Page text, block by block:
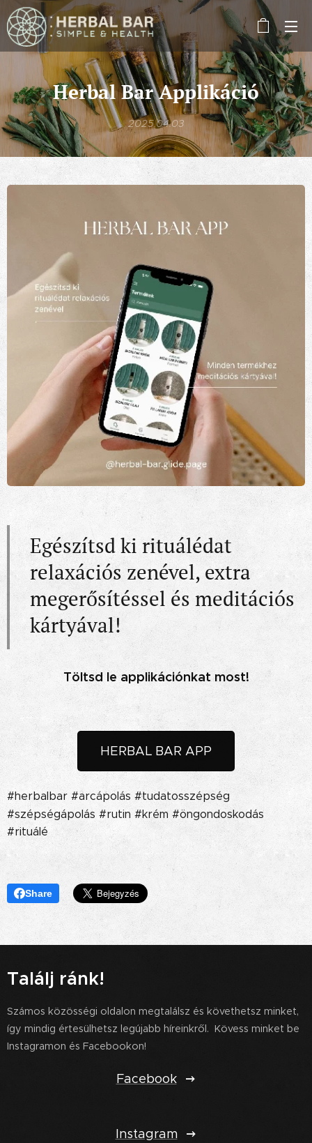
Herbal Bar Applikáció
2025.04.03
Egészítsd ki rituálédat
relaxációs zenével, extra
megerősítéssel és meditációs
kártyával!
Töltsd le applikációnkat most!
HERBAL BAR APP
#herbalbar #arcápolás #tudatosszépség
#szépségápolás #rutin #krém #öngondoskodás
#rituálé
Share
Találj ránk!
Számos közösségi oldalon megtalálsz és követhetsz minket,
így mindig értesülhetsz legújabb híreinkről. Kövess minket be
Instagramon és Facebookon!
Facebook
Instagram